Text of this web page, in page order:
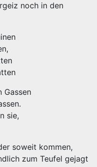
noch in den
Gassen
sie,
soweit kommen,
zum Teufel gejagt